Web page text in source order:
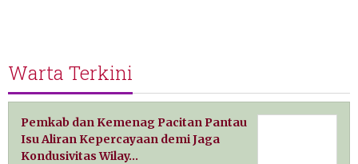
Warta Terkini
Pemkab dan Kemenag Pacitan Pantau
Isu Aliran Kepercayaan demi Jaga
Kondusivitas Wilay…